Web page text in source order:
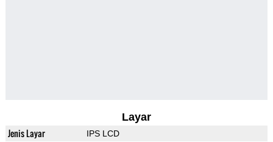
Layar
Jenis Layar IPS LCD